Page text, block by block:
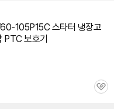
60-105P15C 스타터 냉장고
PTC 보호기
관